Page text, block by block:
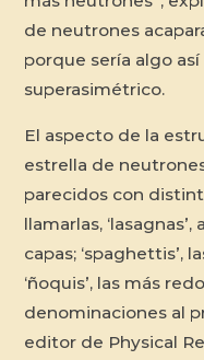
de neutrones
porque sería algo
superasimétrico.
El aspecto de la
estrella de
parecidos con
llamarlas,
capas; ‘spaghettis’,
‘ñoquis’, las más
denominaciones al
editor de Physical